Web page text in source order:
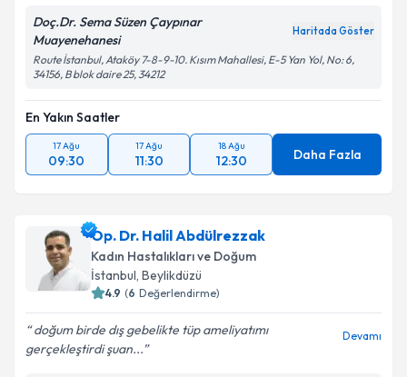
Takvim Talebini Gönder
Doç.Dr. Sema Süzen Çaypınar
Muayenehanesi
Haritada Göster
Route İstanbul, Ataköy 7-8-9-10. Kısım Mahallesi, E-5 Yan Yol, No: 6,
34156, B blok daire 25, 34212
En Yakın Saatler
17 Ağu
09:30
17 Ağu
11:30
18 Ağu
12:30 Daha Fazla
Op. Dr. Halil Abdülrezzak
Kadın Hastalıkları ve Doğum
İstanbul, Beylikdüzü
4.9 (6 Değerlendirme)
doğum birde dış gebelikte tüp ameliyatımı
gerçekleştirdi şuan...
Devamı